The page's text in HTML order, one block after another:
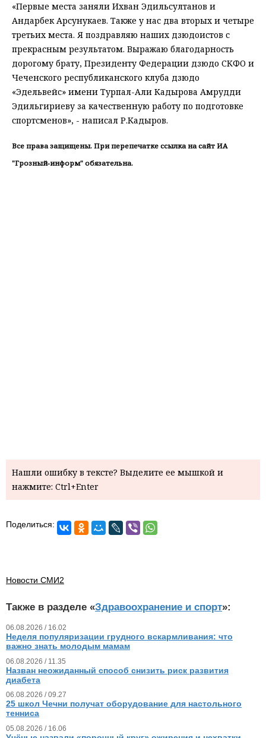
«Первые места заняли Ихван Эдильсултанов и
Андарбек Арсунукаев. Также у нас два вторых и четыре
третьих места. Я поздравляю наших дзюдоистов с
прекрасным результатом. Выражаю благодарность
дорогому брату, Президенту Федерации дзюдо СКФО и
Чеченского республиканского клуба дзюдо
«Эдельвейс» имени Турпал-Али Кадырова Амрудди
Эдильгириеву за качественную работу по подготовке
спортсменов», - написал Р.Кадыров.
Все права защищены. При перепечатке ссылка на сайт ИА
"Грозный-информ" обязательна.
Нашли ошибку в тексте? Выделите ее мышкой и
нажмите: Ctrl+Enter
Поделиться:
Новости СМИ2
Также в разделе «Здравоохранение и спорт»:
06.08.2026 / 16.02
Неделя популяризации грудного вскармливания: что
важно знать молодым мамам
06.08.2026 / 11.35
Назван неожиданный способ снизить риск развития
диабета
06.08.2026 / 09.27
25 школ Чечни получат оборудование для настольного
тенниса
05.08.2026 / 16.06